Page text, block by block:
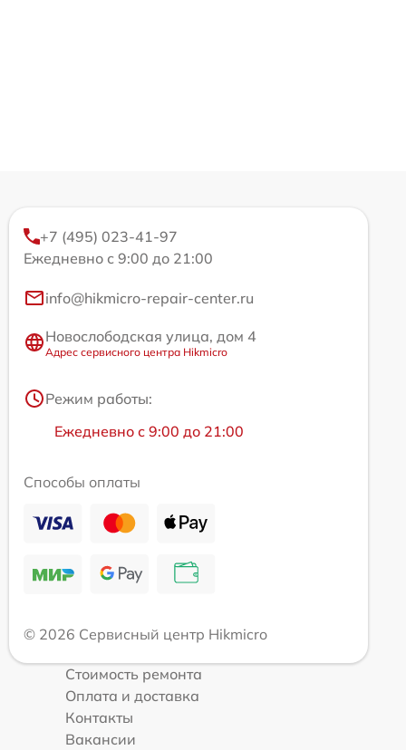
+7 (495) 023-41-97
Ежедневно с 9:00 до 21:00
info@hikmicro-repair-center.ru
Новослободская улица, дом 4
Адрес сервисного центра Hikmicro
Режим работы:
Ежедневно с 9:00 до 21:00
Способы оплаты
© 2026 Сервисный центр Hikmicro
Стоимость ремонта
Оплата и доставка
Контакты
Вакансии